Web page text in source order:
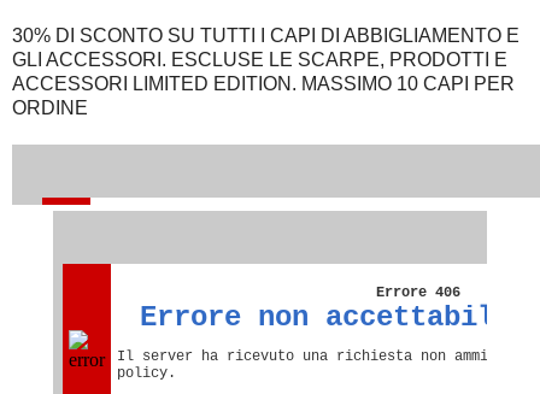
30% DI SCONTO SU TUTTI I CAPI DI ABBIGLIAMENTO E
GLI ACCESSORI. ESCLUSE LE SCARPE, PRODOTTI E
ACCESSORI LIMITED EDITION. MASSIMO 10 CAPI PER
ORDINE